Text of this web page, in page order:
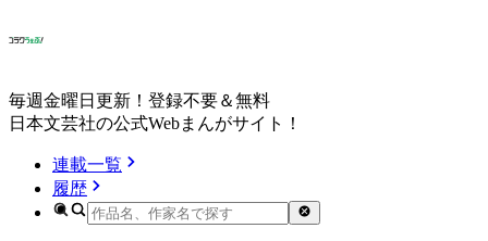
毎週金曜日更新！登録不要＆無料
日本文芸社の公式Webまんがサイト！
連載一覧
履歴